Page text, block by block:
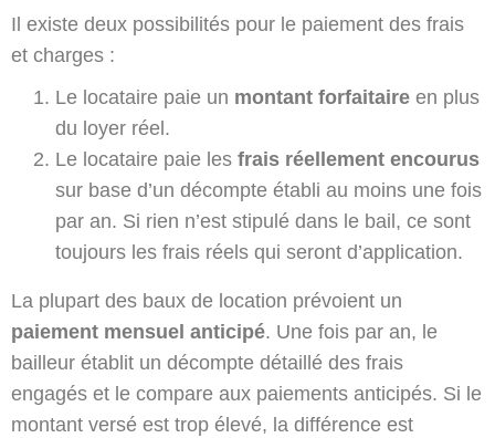
Il existe deux possibilités pour le paiement des frais
et charges :
Le locataire paie un montant forfaitaire en plus
du loyer réel.
Le locataire paie les frais réellement encourus
sur base d’un décompte établi au moins une fois
par an. Si rien n’est stipulé dans le bail, ce sont
toujours les frais réels qui seront d’application.
La plupart des baux de location prévoient un
paiement mensuel anticipé. Une fois par an, le
bailleur établit un décompte détaillé des frais
engagés et le compare aux paiements anticipés. Si le
montant versé est trop élevé, la différence est